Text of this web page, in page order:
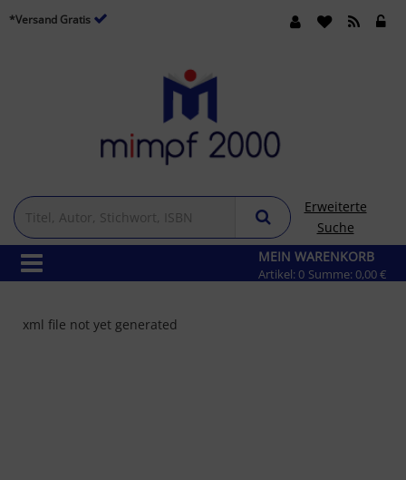
*Versand Gratis
Erweiterte
Suche
MEIN WARENKORB
Artikel: 0 Summe: 0,00 €
xml file not yet generated